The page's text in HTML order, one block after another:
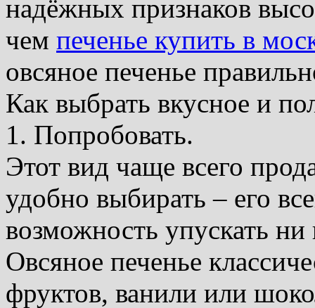
надёжных признаков
чем печенье купить в
овсяное печенье
Как выбрать вкусное и
1. Попробовать.
Этот вид чаще всего
удобно выбирать – его
возможность упускать ни
Овсяное печенье
фруктов, ванили или